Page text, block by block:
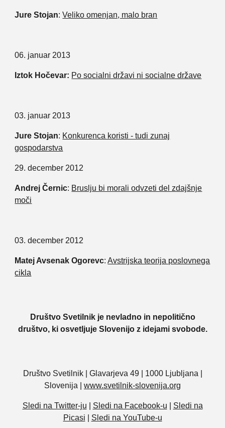
Jure Stojan: Veliko omenjan, malo bran
06. januar 2013
Iztok Hočevar: Po socialni državi ni socialne države
03. januar 2013
Jure Stojan: Konkurenca koristi - tudi zunaj
gospodarstva
29. december 2012
Andrej Černic: Bruslju bi morali odvzeti del zdajšnje
moči
03. december 2012
Matej Avsenak Ogorevc: Avstrijska teorija poslovnega
cikla
Društvo Svetilnik je nevladno in nepolitično
društvo, ki osvetljuje Slovenijo z idejami svobode.
Društvo Svetilnik | Glavarjeva 49 | 1000 Ljubljana |
Slovenija |
www.svetilnik-slovenija.org
Sledi na Twitter-ju Sledi na Facebook-u
Sledi na
Picasi
Sledi na YouTube-u